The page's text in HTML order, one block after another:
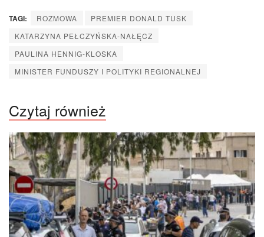
TAGI: ROZMOWA
PREMIER DONALD TUSK
KATARZYNA PEŁCZYŃSKA-NAŁĘCZ
PAULINA HENNIG-KLOSKA
MINISTER FUNDUSZY I POLITYKI REGIONALNEJ
Czytaj również